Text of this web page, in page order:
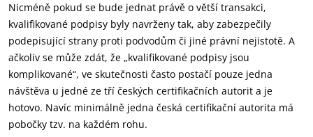
Nicméně pokud se bude jednat právě o větší transakci,
kvalifikované podpisy byly navrženy tak, aby zabezpečily
podepisující strany proti podvodům či jiné právní nejistotě. A
ačkoliv se může zdát, že „kvalifikované podpisy jsou
komplikované“, ve skutečnosti často postačí pouze jedna
návštěva u jedné ze tří českých certifikačních autorit a je
hotovo. Navíc minimálně jedna česká certifikační autorita má
pobočky tzv. na každém rohu.